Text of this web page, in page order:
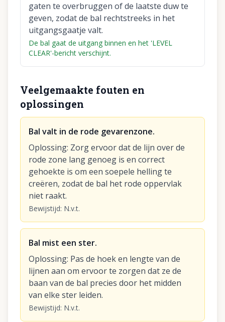
gaten te overbruggen of de laatste duw te
geven, zodat de bal rechtstreeks in het
uitgangsgaatje valt.
De bal gaat de uitgang binnen en het 'LEVEL
CLEAR'-bericht verschijnt.
Veelgemaakte fouten en
oplossingen
Bal valt in de rode gevarenzone.
Oplossing: Zorg ervoor dat de lijn over de
rode zone lang genoeg is en correct
gehoekte is om een soepele helling te
creëren, zodat de bal het rode oppervlak
niet raakt.
Bewijstijd: N.v.t.
Bal mist een ster.
Oplossing: Pas de hoek en lengte van de
lijnen aan om ervoor te zorgen dat ze de
baan van de bal precies door het midden
van elke ster leiden.
Bewijstijd: N.v.t.